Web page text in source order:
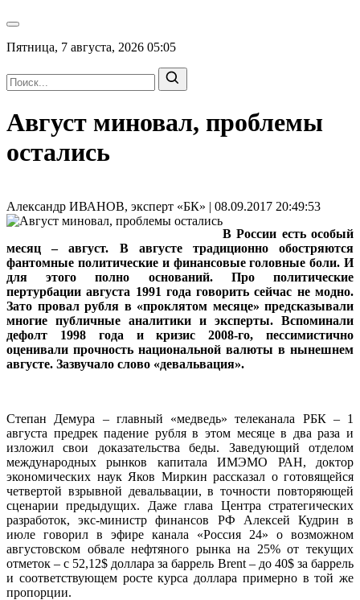
Пятница, 7 августа, 2026 05:05
Август миновал, проблемы
остались
Александр ИВАНОВ, эксперт «БК» | 08.09.2017 20:49:53
В России есть особый
месяц – август. В августе традиционно обостряются
фантомные политические и финансовые головные боли. И
для этого полно оснований. Про политические
пертурбации августа 1991 года говорить сейчас не модно.
Зато провал рубля в «проклятом месяце» предсказывали
многие публичные аналитики и эксперты. Вспоминали
дефолт 1998 года и кризис 2008-го, пессимистично
оценивали прочность национальной валюты в нынешнем
августе. Зазвучало слово «девальвация».
Степан Демура – главный «медведь» телеканала РБК – 1
августа предрек падение рубля в этом месяце в два раза и
изложил свои доказательства беды. Заведующий отделом
международных рынков капитала ИМЭМО РАН, доктор
экономических наук Яков Миркин рассказал о готовящейся
четвертой взрывной девальвации, в точности повторяющей
сценарии предыдущих. Даже глава Центра стратегических
разработок, экс-министр финансов РФ Алексей Кудрин в
июле говорил в эфире канала «Россия 24» о возможном
августовском обвале нефтяного рынка на 25% от текущих
отметок – с 52,12$ доллара за баррель Brent – до 40$ за баррель
и соответствующем росте курса доллара примерно в той же
пропорции.